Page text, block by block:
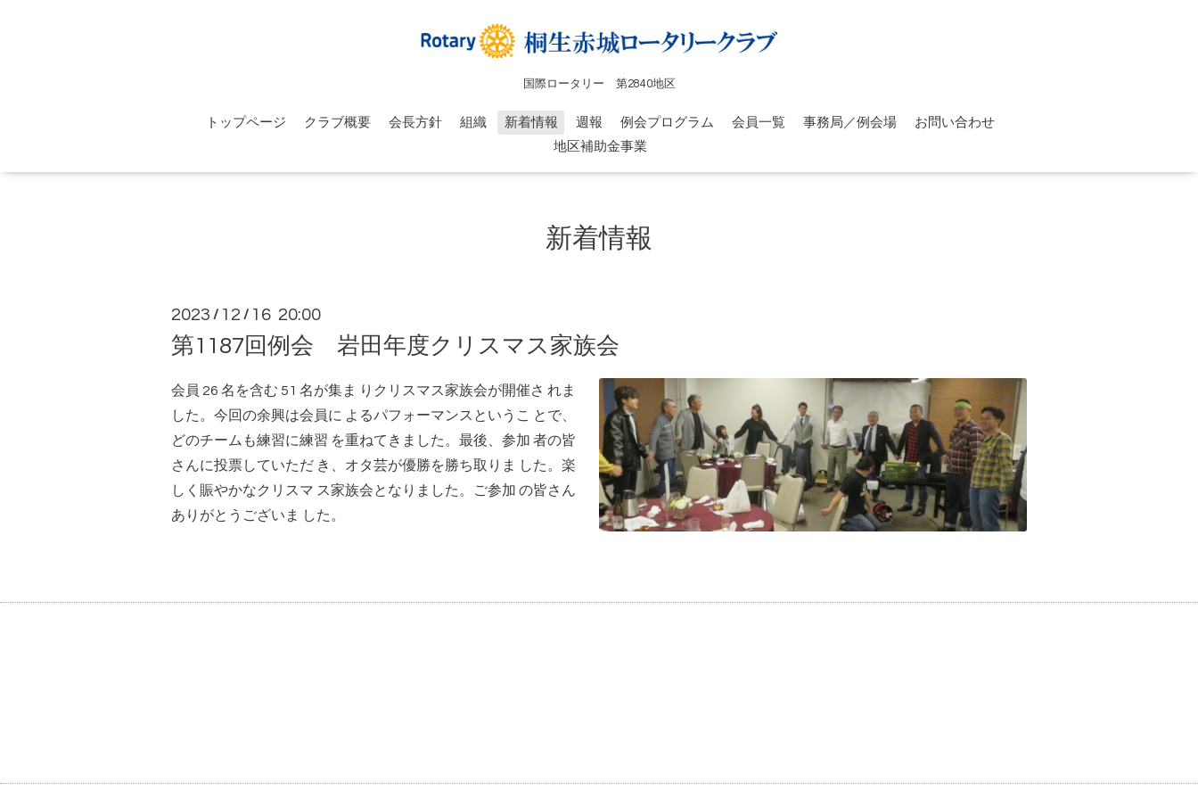
国際ロータリー 第2840地区
トップページ クラブ概要 会長方針 組織 新着情報 週報 例会プログラム 会員一覧 事務局／例会場
お問い合わせ
地区補助金事業
新着情報
2023 / 12 / 16 20:00
第1187回例会 岩田年度クリスマス家族会
会員 26 名を含む 51 名が集ま りクリスマス家族会が開催さ れま
した。今回の余興は会員に よるパフォーマンスというこ とで、
どのチームも練習に練習 を重ねてきました。最後、参加 者の皆
さんに投票していただ き、オタ芸が優勝を勝ち取りま した。楽
しく賑やかなクリスマ ス家族会となりました。ご参加 の皆さん
ありがとうございま した。